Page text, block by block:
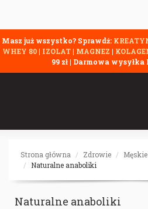
Masz już wszystko? Sprawdź:
WHEY 80| IZOLAT| MAGNEZ |
99 zł | Darmowa wysyłka
Strona główna Zdrowie
Naturalne anaboliki
Naturalne anaboliki